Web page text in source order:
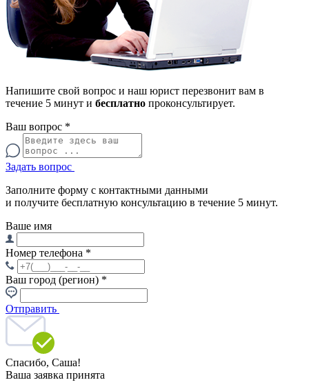
Напишите свой вопрос и наш юрист перезвонит вам в
течение 5 минут и бесплатно проконсультирует.
Ваш вопрос *
Задать вопрос
Заполните форму с контактными данными
и получите бесплатную консультацию в течение 5 минут.
Ваше имя
Номер телефона *
Ваш город (регион) *
Отправить
Спасибо, Саша!
Ваша заявка принята